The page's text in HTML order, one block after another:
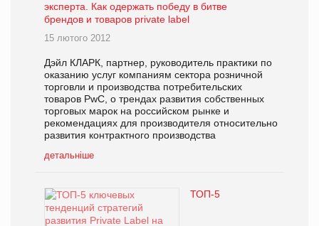
эксперта. Как одержать победу в битве
брендов и товаров private label
15 лютого 2012
Дэйл КЛАРК, партнер, руководитель практики по
оказанию услуг компаниям сектора розничной
торговли и производства потребительских
товаров PwC, о трендах развития собственных
торговых марок на российском рынке и
рекомендациях для производителя относительно
развития контрактного производства
детальніше
ТОП-5